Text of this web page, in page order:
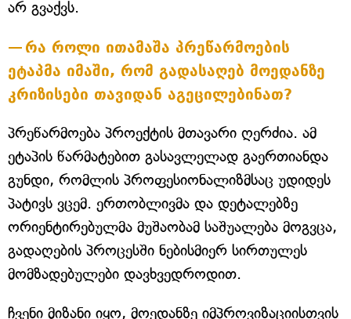
არ გვაქვს.
რა როლი ითამაშა პრეწარმოების
ეტაპმა იმაში, რომ გადასაღებ მოედანზე
კრიზისები თავიდან აგეცილებინათ?
პრეწარმოება პროექტის მთავარი ღერძია. ამ
ეტაპის წარმატებით გასავლელად გაერთიანდა
გუნდი, რომლის პროფესიონალიზმსაც უდიდეს
პატივს ვცემ. ერთობლივმა და დეტალებზე
ორიენტირებულმა მუშაობამ საშუალება მოგვცა,
გადაღების პროცესში ნებისმიერ სირთულეს
მომზადებულები დავხვედროდით.
ჩვენი მიზანი იყო, მოედანზე იმპროვიზაციისთვის